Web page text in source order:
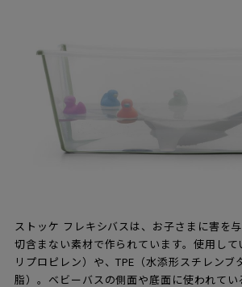
ストッケ フレキシバスは、お子さまに害を
切含まない素材で作られています。使用して
リプロピレン）や、TPE（水添形スチレンブ
脂）。ベビーバスの側面や底面に使われてい